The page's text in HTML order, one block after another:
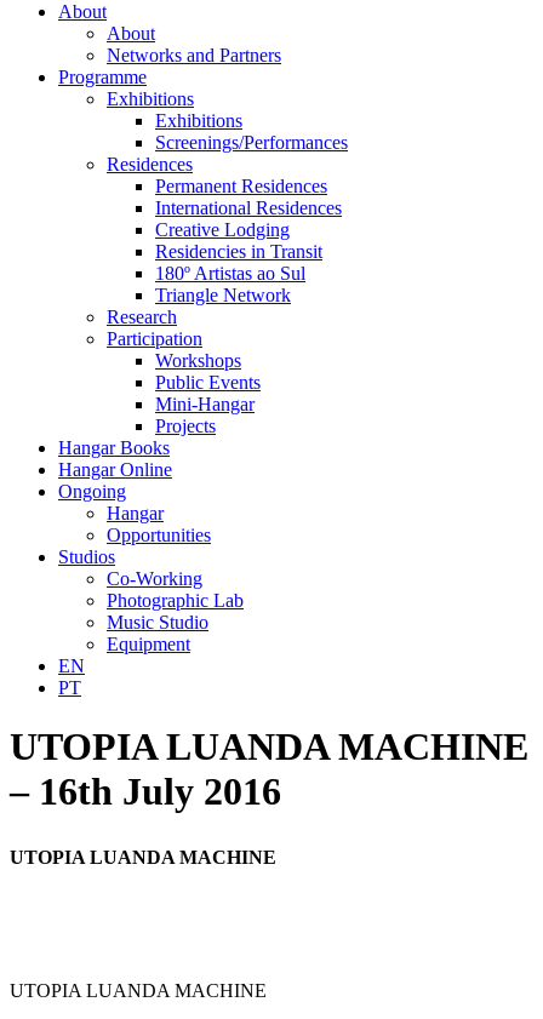
About
About
Networks and Partners
Programme
Exhibitions
Exhibitions
Screenings/Performances
Residences
Permanent Residences
International Residences
Creative Lodging
Residencies in Transit
180º Artistas ao Sul
Triangle Network
Research
Participation
Workshops
Public Events
Mini-Hangar
Projects
Hangar Books
Hangar Online
Ongoing
Hangar
Opportunities
Studios
Co-Working
Photographic Lab
Music Studio
Equipment
EN
PT
UTOPIA LUANDA MACHINE
– 16th July 2016
UTOPIA LUANDA MACHINE
UTOPIA LUANDA MACHINE